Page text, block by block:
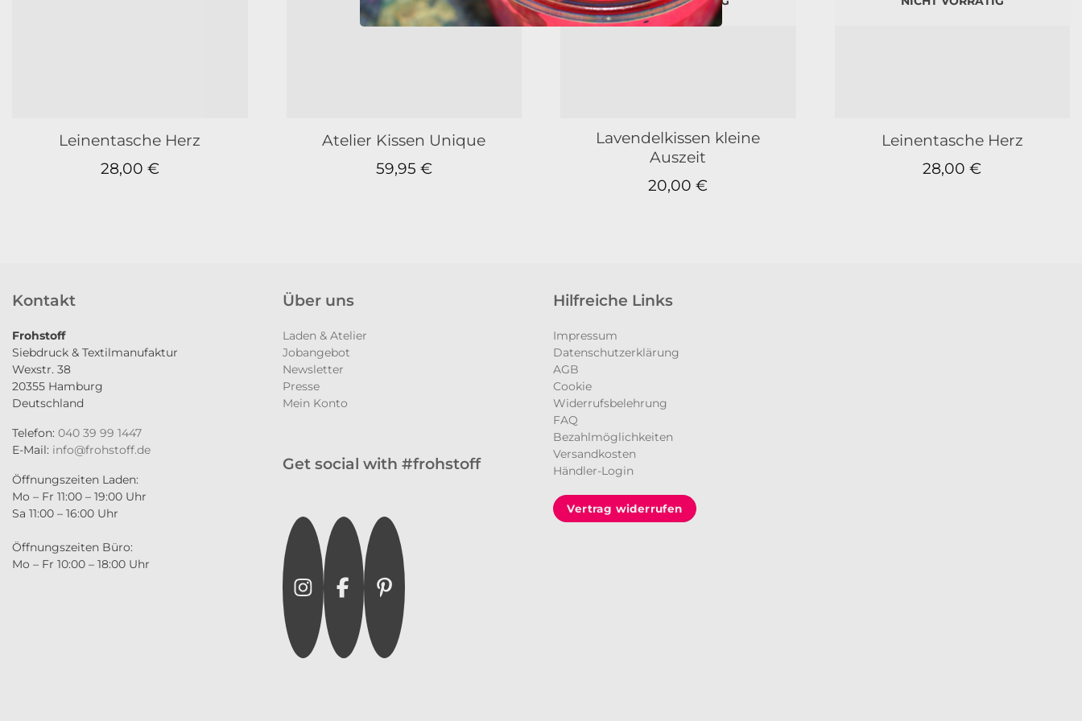
Leinentasche Herz
28,00 €
Atelier Kissen Unique
59,95 €
Lavendelkissen kleine
Auszeit
20,00€
Leinentasche Herz
28,00€
Kontakt
Frohstoff
Siebdruck & Textilmanufaktur
Wexstr. 38
20355 Hamburg
Deutschland
Telefon: 040 39 99 1447
E-Mail: info@frohstoff.de
Öffnungszeiten Laden:
Mo – Fr 11:00 – 19:00 Uhr
Sa 11:00 – 16:00 Uhr
Öffnungszeiten Büro:
Mo – Fr 10:00 – 18:00 Uhr
Über uns
Laden & Atelier
Jobangebot
Newsletter
Presse
Mein Konto
Get social with #frohstoff
InstagramFacebookPinterest
Hilfreiche Links
Impressum
Datenschutzerklärung
AGB
Cookie
Widerrufsbelehrung
FAQ
Bezahlmöglichkeiten
Versandkosten
Händler-Login
Vertrag widerrufen